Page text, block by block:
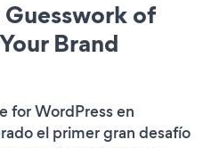
of
Brand
for WordPress en
el primer gran desafío